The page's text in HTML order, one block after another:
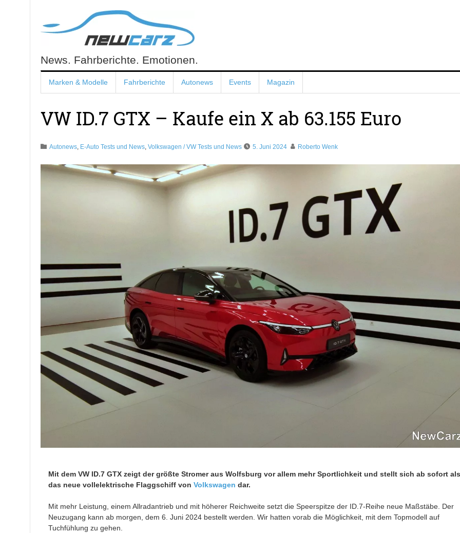
content
NewCarz.de
News. Fahrberichte. Emotionen.
Marken & Modelle Fahrberichte Autonews Events Magazin
VW ID.7 GTX – Kaufe ein X ab 63.155 Euro
Autonews, E-Auto Tests und News, Volkswagen / VW Tests und News 5. Juni 2024 Roberto Wenk
Mit dem VW ID.7 GTX zeigt der größte Stromer aus Wolfsburg vor allem mehr Sportlichkeit und stellt sich ab sofort als
das neue vollelektrische Flaggschiff von Volkswagen dar.
Mit mehr Leistung, einem Allradantrieb und mit höherer Reichweite setzt die Speerspitze der ID.7-Reihe neue Maßstäbe. Der
Neuzugang kann ab morgen, dem 6. Juni 2024 bestellt werden. Wir hatten vorab die Möglichkeit, mit dem Topmodell auf
Tuchfühlung zu gehen.